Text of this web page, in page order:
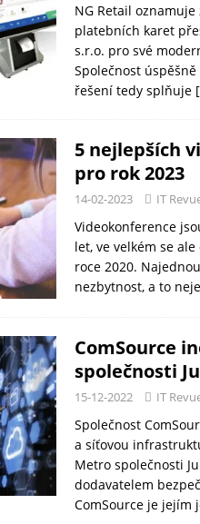
NG Retail
platebních karet
s.r.o. pro své
Společnost
řešení tedy splňuje
5 nejlepších
pro rok 2023
14-02-2023 IT
Videokonference
let, ve velkém se
roce 2020.
nezbytnost, a to
ComSource
společnosti
15-12-2022 IT
Společnost
a síťovou
Metro společnosti
dodavatelem
ComSource je jejím